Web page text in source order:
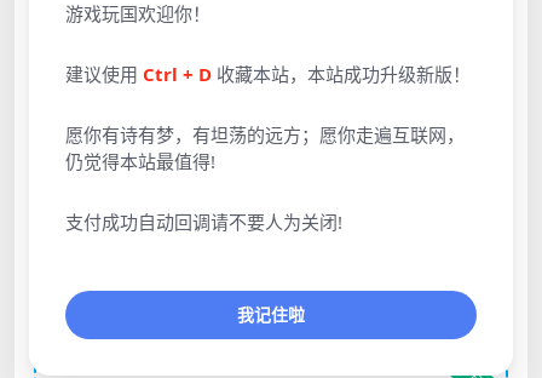
创发布。任何个人或组织，在未征得本站同意时，禁止复
们进行处理。
游戏玩国欢迎你！
建议使用 Ctrl + D 收藏本站，本站成功升级新版！
愿你有诗有梦，有坦荡的远方；愿你走遍互联网，
仍觉得本站最值得!
支付成功自动回调请不要人为关闭!
我记住啦